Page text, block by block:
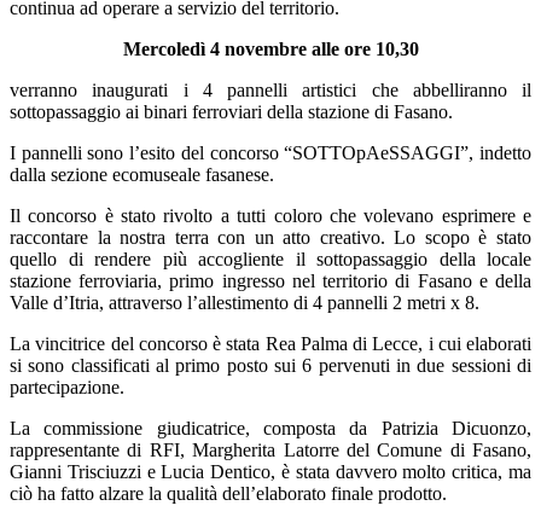
continua ad operare a servizio del territorio.
Mercoledì 4 novembre alle ore 10,30
verranno inaugurati i 4 pannelli artistici che abbelliranno il
sottopassaggio ai binari ferroviari della stazione di Fasano.
I pannelli sono l’esito del concorso “SOTTOpAeSSAGGI”, indetto
dalla sezione ecomuseale fasanese.
Il concorso è stato rivolto a tutti coloro che volevano esprimere e
raccontare la nostra terra con un atto creativo. Lo scopo è stato
quello di rendere più accogliente il sottopassaggio della locale
stazione ferroviaria, primo ingresso nel territorio di Fasano e della
Valle d’Itria, attraverso l’allestimento di 4 pannelli 2 metri x 8.
La vincitrice del concorso è stata Rea Palma di Lecce, i cui elaborati
si sono classificati al primo posto sui 6 pervenuti in due sessioni di
partecipazione.
La commissione giudicatrice, composta da Patrizia Dicuonzo,
rappresentante di RFI, Margherita Latorre del Comune di Fasano,
Gianni Trisciuzzi e Lucia Dentico, è stata davvero molto critica, ma
ciò ha fatto alzare la qualità dell’elaborato finale prodotto.